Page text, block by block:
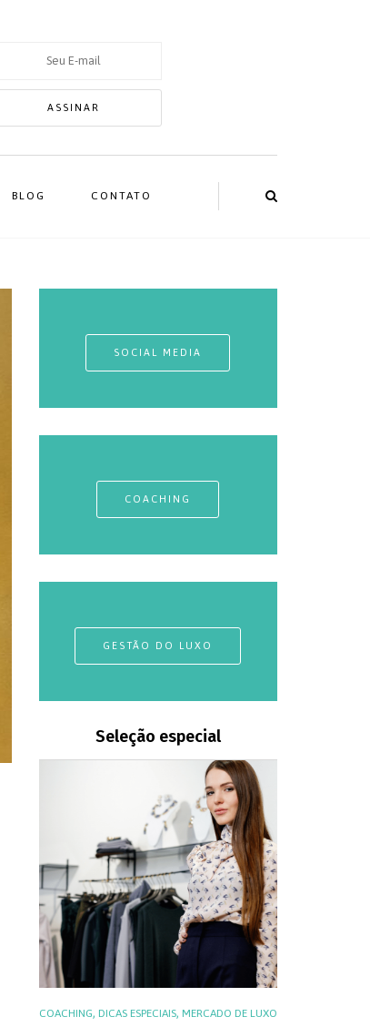
BLOG CONTATO
SOCIAL MEDIA
COACHING
GESTÃO DO LUXO
Seleção especial
COACHING, DICAS ESPECIAIS, MERCADO DE LUXO